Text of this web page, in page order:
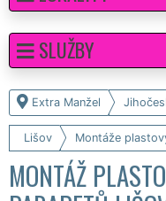
Extra Manžel
Lišov Montáže
MONTÁŽ
SLUŽBY